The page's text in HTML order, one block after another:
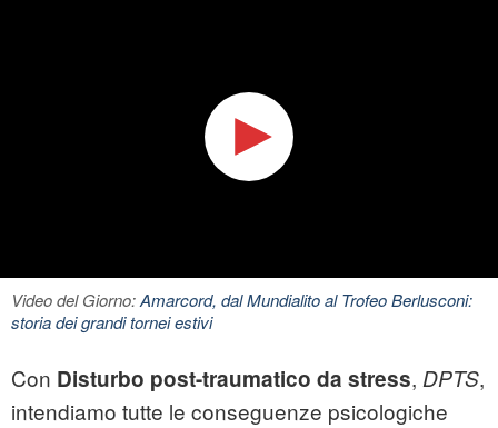
Video del Giorno:Amarcord, dal Mundialito al Trofeo Berlusconi:
storia dei grandi tornei estivi
Con Disturbo post-traumatico da stress, DPTS,
intendiamo tutte le conseguenze psicologiche